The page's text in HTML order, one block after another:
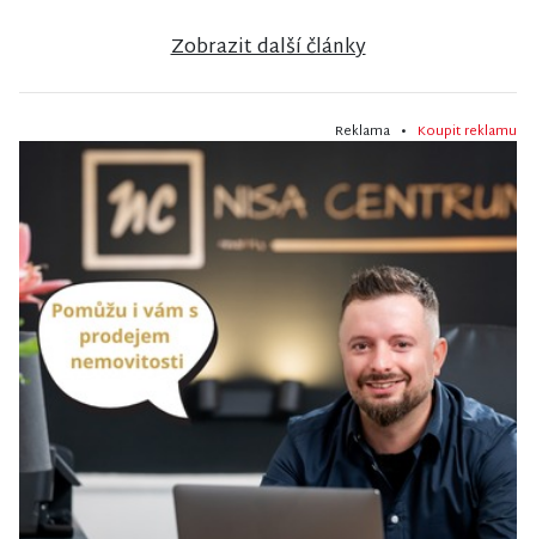
Zobrazit další články
Reklama • Koupit reklamu